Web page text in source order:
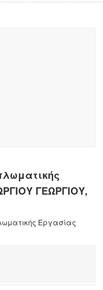
ΓΕΩΡΓΙΟΥ,
Εργασίας